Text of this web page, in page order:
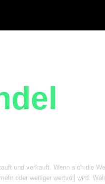
und verkauft. Wenn sich die
oder weniger wertvoll wird.